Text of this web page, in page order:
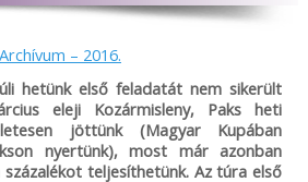
Archívum – 2016.
hetünk első feladatát nem sikerült
eleji Kozármisleny, Paks heti
jöttünk (Magyar Kupában
nyertünk), most már azonban
teljesíthetünk. Az túra első